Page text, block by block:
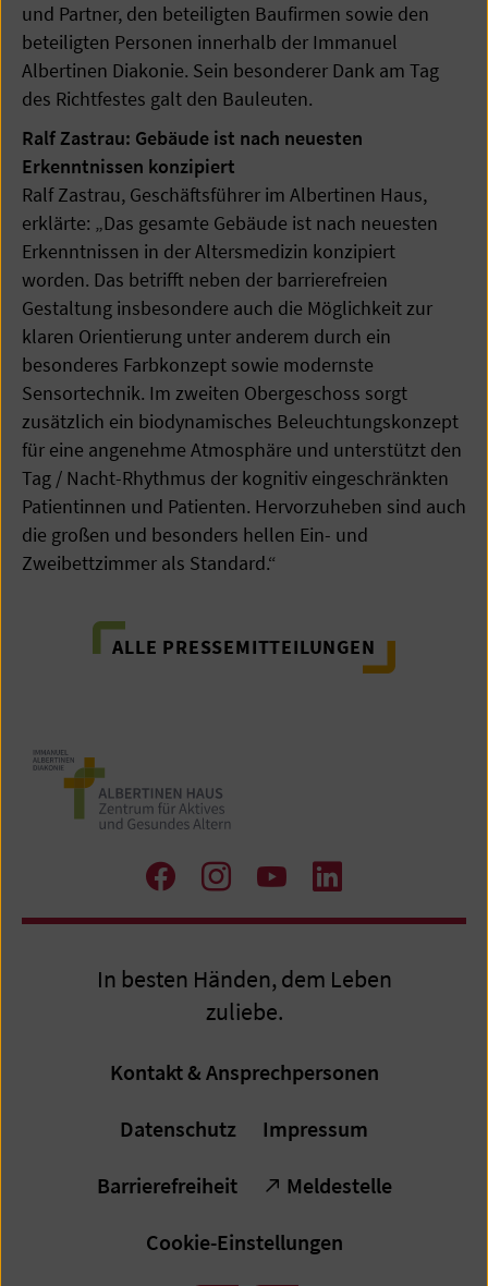
und Partner, den beteiligten Baufirmen sowie den
beteiligten Personen innerhalb der Immanuel
Albertinen Diakonie. Sein besonderer Dank am Tag
des Richtfestes galt den Bauleuten.
Ralf Zastrau: Gebäude ist nach neuesten
Erkenntnissen konzipiert
Ralf Zastrau, Geschäftsführer im Albertinen Haus,
erklärte: „Das gesamte Gebäude ist nach neuesten
Erkenntnissen in der Altersmedizin konzipiert
worden. Das betrifft neben der barrierefreien
Gestaltung insbesondere auch die Möglichkeit zur
klaren Orientierung unter anderem durch ein
besonderes Farbkonzept sowie modernste
Sensortechnik. Im zweiten Obergeschoss sorgt
zusätzlich ein biodynamisches Beleuchtungskonzept
für eine angenehme Atmosphäre und unterstützt den
Tag / Nacht-Rhythmus der kognitiv eingeschränkten
Patientinnen und Patienten. Hervorzuheben sind auch
die großen und besonders hellen Ein- und
Zweibettzimmer als Standard.“
ALLE PRESSEMITTEILUNGEN
Zu
Facebook
Zu
Instagram
Zum
Youtube-
Zum
LinkedIn
In besten Händen, dem Leben
zuliebe.
Kontakt & Ansprechpersonen
Datenschutz Impressum
Barrierefreiheit Meldestelle
Cookie-Einstellungen